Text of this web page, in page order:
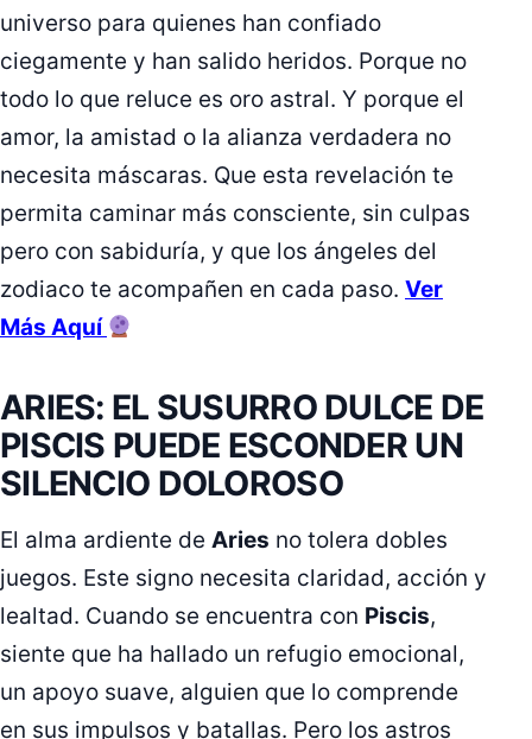
universo para quienes han confiado
ciegamente y han salido heridos. Porque no
todo lo que reluce es oro astral. Y porque el
amor, la amistad o la alianza verdadera no
necesita máscaras. Que esta revelación te
permita caminar más consciente, sin culpas
pero con sabiduría, y que los ángeles del
zodiaco te acompañen en cada paso. Ver
Más Aquí
ARIES: EL SUSURRO DULCE DE
PISCIS PUEDE ESCONDER UN
SILENCIO DOLOROSO
El alma ardiente de Aries no tolera dobles
juegos. Este signo necesita claridad, acción y
lealtad. Cuando se encuentra con Piscis,
siente que ha hallado un refugio emocional,
un apoyo suave, alguien que lo comprende
en sus impulsos y batallas. Pero los astros